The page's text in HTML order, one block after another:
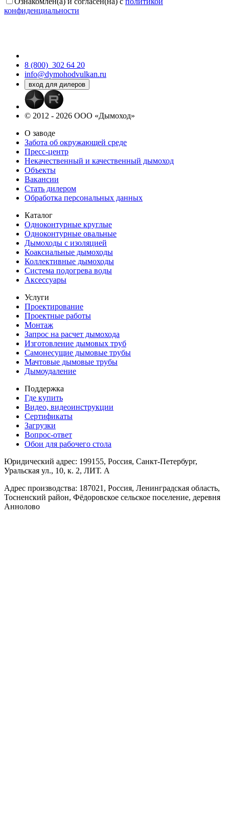
конфиденциальности
8 (800) 302 64 20
info@dymohodvulkan.ru
© 2012 - 2026 ООО «Дымоход»
О заводе
Забота об окружающей среде
Пресс-центр
Некачественный и качественный дымоход
Объекты
Вакансии
Стать дилером
Обработка персональных данных
Каталог
Одноконтурные круглые
Одноконтурные овальные
Дымоходы с изоляцией
Коаксиальные дымоходы
Коллективные дымоходы
Система подогрева воды
Аксессуары
Услуги
Проектирование
Проектные работы
Монтаж
Запрос на расчет дымохода
Изготовление дымовых труб
Самонесущие дымовые трубы
Мачтовые дымовые трубы
Дымоудаление
Поддержка
Где купить
Видео, видеоинструкции
Сертификаты
Загрузки
Вопрос-ответ
Обои для рабочего стола
Юридический адрес: 199155, Россия, Санкт-Петербург,
Уральская ул., 10, к. 2, ЛИТ. А
Адрес производства: 187021, Россия, Ленинградская область,
Тосненский район, Фёдоровское сельское поселение, деревня
Аннолово